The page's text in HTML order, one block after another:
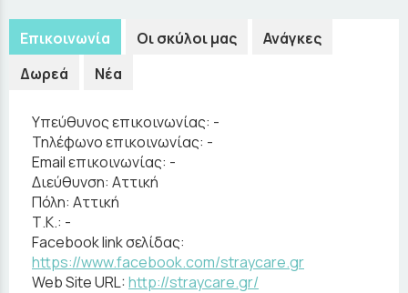
Επικοινωνία Οι σκύλοι μας
Ανάγκες
Δωρεά
Νέα
Υπεύθυνος επικοινωνίας: -
Τηλέφωνο επικοινωνίας: -
Email επικοινωνίας: -
Διεύθυνση: Αττική
Πόλη: Αττική
Τ.Κ.: -
Facebook link σελίδας:
https://www.facebook.com/straycare.gr
Web Site URL:http://straycare.gr/